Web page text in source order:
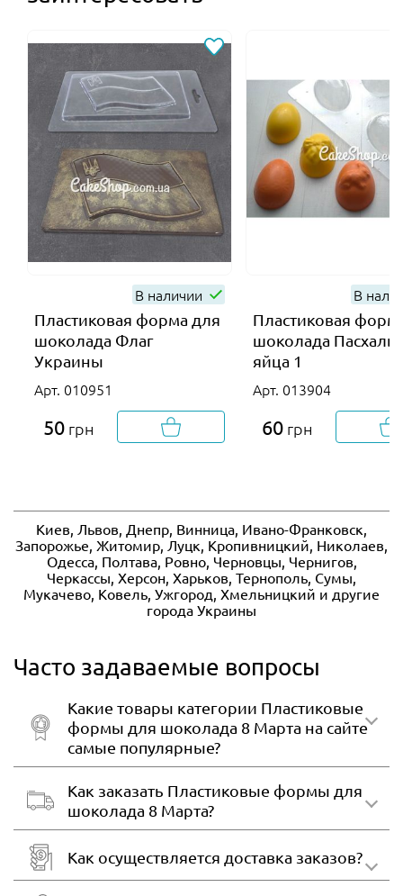
В наличии
Пластиковая форма для
шоколада Флаг
Украины
Арт. 010951
50 грн
В
Пластиковая
шоколада
яйца 1
Арт. 013904
60 грн
Киев, Львов, Днепр, Винница, Ивано-Франковск,
Запорожье, Житомир, Луцк, Кропивницкий, Николаев,
Одесса, Полтава, Ровно, Черновцы, Чернигов,
Черкассы, Херсон, Харьков, Тернополь, Сумы,
Мукачево, Ковель, Ужгород, Хмельницкий и другие
города Украины
Часто задаваемые вопросы
Какие товары категории Пластиковые
формы для шоколада 8 Марта на сайте
самые популярные?
Как заказать Пластиковые формы для
шоколада 8 Марта?
Как осуществляется доставка заказов?